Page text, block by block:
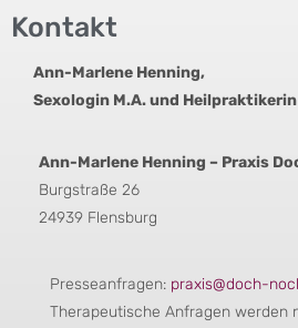
Kontakt
Ann-Marlene Henning,
Sexologin M.A. und
Ann-Marlene Henning – Praxis
Burgstraße 26
24939 Flensburg
Presseanfragen: praxis@doch-
Therapeutische Anfragen werden